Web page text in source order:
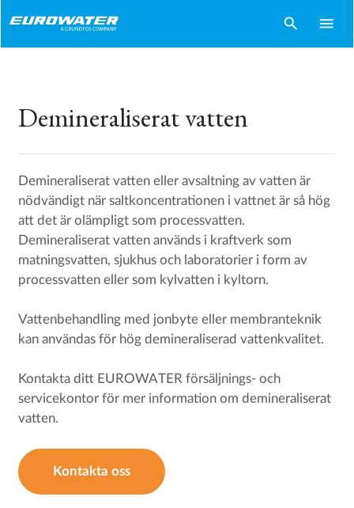
search menu
Demineraliserat vatten
Demineraliserat vatten eller avsaltning av vatten är
nödvändigt när saltkoncentrationen i vattnet är så hög
att det är olämpligt som processvatten.
Demineraliserat vatten används i kraftverk som
matningsvatten, sjukhus och laboratorier i form av
processvatten eller som kylvatten i kyltorn.
Vattenbehandling med jonbyte eller membranteknik
kan användas för hög demineraliserad vattenkvalitet.
Kontakta ditt EUROWATER försäljnings- och
servicekontor för mer information om demineraliserat
vatten.
Kontakta oss